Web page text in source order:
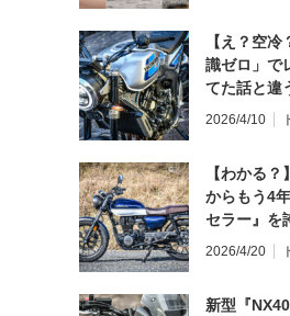
【え？空
識ゼロ」で
てた話と違
日にしてな
2026/4/10
【わかる
からもう4
セラー』を
と思う？
2026/4/20
新型『